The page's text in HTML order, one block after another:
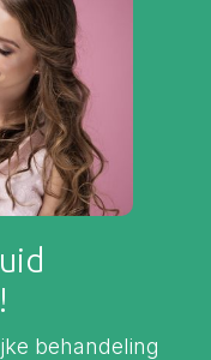
behandeling